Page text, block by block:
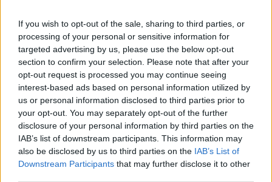
If you wish to opt-out of the sale, sharing to third parties, or
processing of your personal or sensitive information for
targeted advertising by us, please use the below opt-out
section to confirm your selection. Please note that after your
opt-out request is processed you may continue seeing
interest-based ads based on personal information utilized by
us or personal information disclosed to third parties prior to
your opt-out. You may separately opt-out of the further
disclosure of your personal information by third parties on the
IAB’s list of downstream participants. This information may
also be disclosed by us to third parties on the IAB’s List of
Downstream Participants that may further disclose it to other
Ροή ειδήσεων
Οι συναντήσεις που είχε κατά την επίσκεψη του στη
Ρόδο ο Πρέσβης της Βραζιλίας στην Ελλάδα